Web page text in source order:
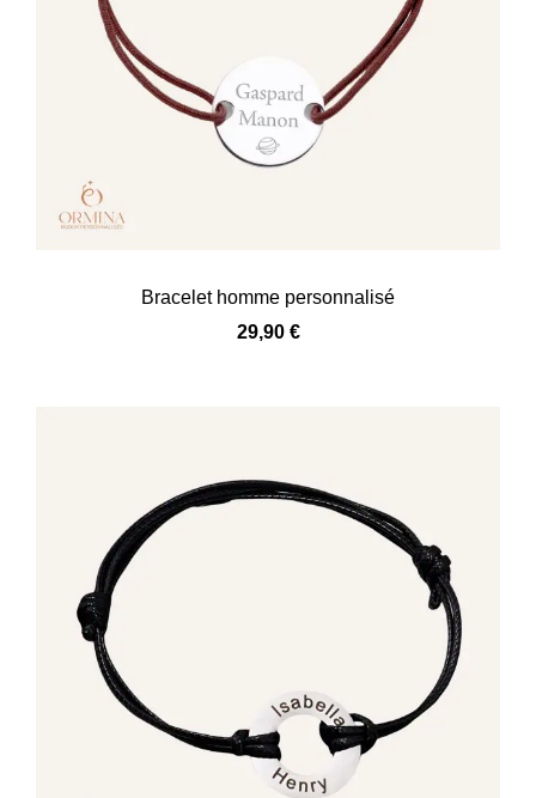
Bracelet homme personnalisé
29,90 €